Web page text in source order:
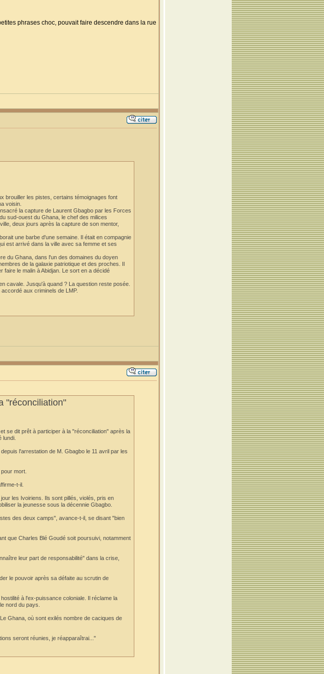
phrases choc, pouvait faire descendre dans la rue
brouiller les pistes, certains témoignages font
voisin.
la capture de Laurent Gbagbo par les Forces
sud-ouest du Ghana, le chef des milices
deux jours après la capture de son mentor,
une barbe d'une semaine. Il était en compagnie
est arrivé dans la ville avec sa femme et ses
du Ghana, dans l'un des domaines du doyen
de la galaxie patriotique et des proches. Il
le malin à Abidjan. Le sort en a décidé
cavale. Jusqu'à quand ? La question reste posée.
aux criminels de LMP.
"réconciliation"
se dit prêt à participer à la "réconciliation" après la
lundi.
l'arrestation de M. Gbagbo le 11 avril par les
mort.
t-il.
les Ivoiriens. Ils sont pillés, violés, pris en
la jeunesse sous la décennie Gbagbo.
des deux camps", avance-t-il, se disant "bien
que Charles Blé Goudé soit poursuivi, notamment
leur part de responsabilité" dans la crise,
le pouvoir après sa défaite au scrutin de
à l'ex-puissance coloniale. Il réclame la
nord du pays.
Ghana, où sont exilés nombre de caciques de
seront réunies, je réapparaîtrai..."